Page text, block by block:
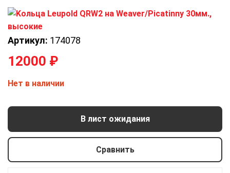
Артикул: 174078
12000 ₽
Нет в наличии
В лист ожидания
Сравнить